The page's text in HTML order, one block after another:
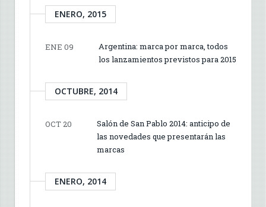
ENERO, 2015
ENE 09
Argentina: marca por marca, todos
los lanzamientos previstos para 2015
OCTUBRE, 2014
OCT 20
Salón de San Pablo 2014: anticipo de
las novedades que presentarán las
marcas
ENERO, 2014